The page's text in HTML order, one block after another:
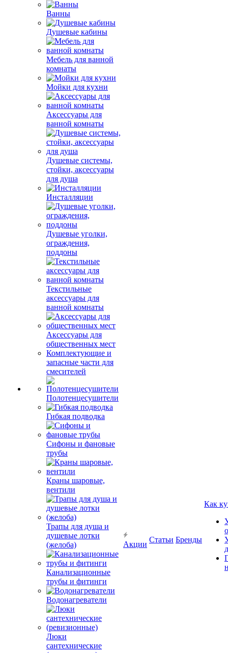
Ванны
Душевые кабины
Мебель для ванной
комнаты
Мойки для кухни
Аксессуары для
ванной комнаты
Душевые системы,
стойки, аксессуары
для душа
Инсталляции
Душевые уголки,
ограждения,
поддоны
Текстильные
аксессуары для
ванной комнаты
Аксессуары для
общественных мест
Комплектующие и
запасные части для
смесителей
Полотенцесушители
Гибкая подводка
Сифоны и фановые
трубы
Краны шаровые,
вентили
Трапы для душа и
душевые лотки
(желоба)
Канализационные
трубы и фитинги
Водонагреватели
Люки
сантехнические
Акции
Статьи Бренды
Как